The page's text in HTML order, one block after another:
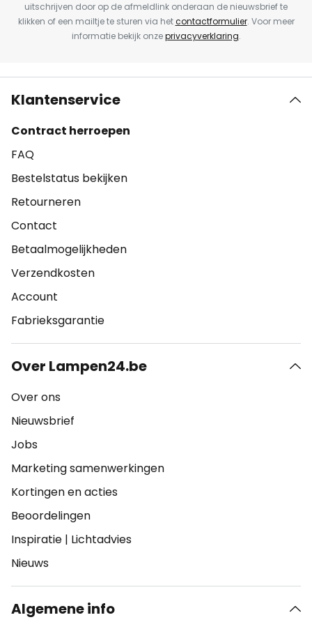
uitschrijven door op de afmeldlink onderaan de nieuwsbrief te
klikken of een mailtje te sturen via hetcontactformulier. Voor meer
informatie bekijk onzeprivacyverklaring.
Klantenservice
Contract herroepen
FAQ
Bestelstatus bekijken
Retourneren
Contact
Betaalmogelijkheden
Verzendkosten
Account
Fabrieksgarantie
Over Lampen24.be
Over ons
Nieuwsbrief
Jobs
Marketing samenwerkingen
Kortingen en acties
Beoordelingen
Inspiratie | Lichtadvies
Nieuws
Algemene info